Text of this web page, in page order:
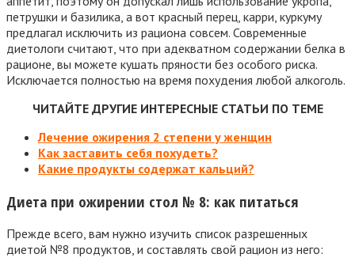
петрушки и базилика, а вот красный перец, карри, куркуму
предлагал исключить из рациона совсем. Современные
диетологи считают, что при адекватном содержании белка в
рационе, вы можете кушать пряности без особого риска.
Исключается полностью на время похудения любой алкоголь.
ЧИТАЙТЕ ДРУГИЕ ИНТЕРЕСНЫЕ СТАТЬИ ПО ТЕМЕ
Лечение ожирения 2 степени у женщин
Как заставить себя похудеть?
Какие продукты содержат кальций?
Диета при ожирении стол № 8: как питаться
Прежде всего, вам нужно изучить список разрешенных
диетой №8 продуктов, и составлять свой рацион из него: